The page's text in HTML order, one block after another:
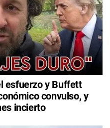
esfuerzo y Buffett
convulso, y
incierto